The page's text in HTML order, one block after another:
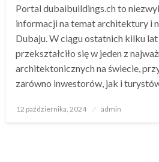
Portal dubaibuildings.ch to
informacji na temat architektury i
Dubaju. W ciągu ostatnich kilku
przekształciło się w jeden z
architektonicznych na świecie,
zarówno inwestorów, jak i
Opublikowane
12 października, 2024 admin